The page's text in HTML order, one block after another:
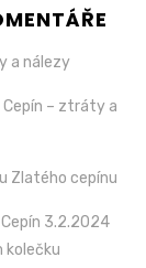
a nálezy
– ztráty a
Zlatého cepínu
3.2.2024
kolečku